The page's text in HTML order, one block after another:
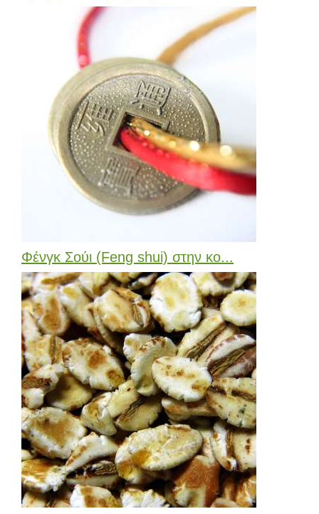
Φένγκ Σούι (Feng shui) στην κο...